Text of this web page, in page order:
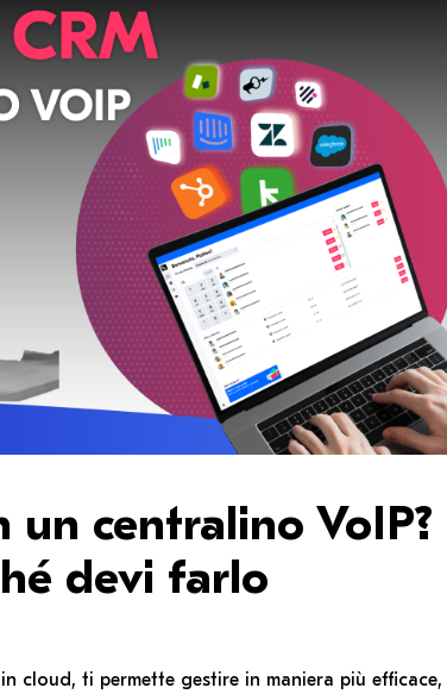
centralino VoIP?
devi farlo
cloud, ti permette gestire in maniera più efficace,